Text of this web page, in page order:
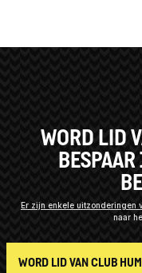
WORD LID
Er zijn enkele uitzonderingen
naar
WORD LID VAN CLUB